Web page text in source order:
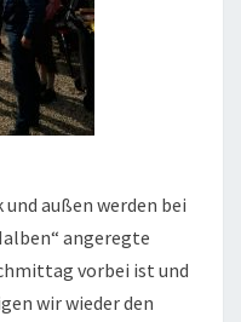
außen werden bei
angeregte
vorbei ist und
wir wieder den